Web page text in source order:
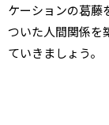
ケーションの葛藤
ついた人間関係を
ていきましょう。